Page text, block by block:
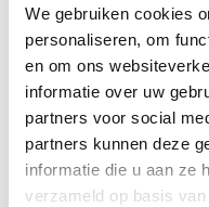
We gebruiken cookies
personaliseren, om
en om ons
informatie over uw
partners voor social
partners kunnen deze
informatie die u aan ze
verzameld op basis
Apply filters
Filter